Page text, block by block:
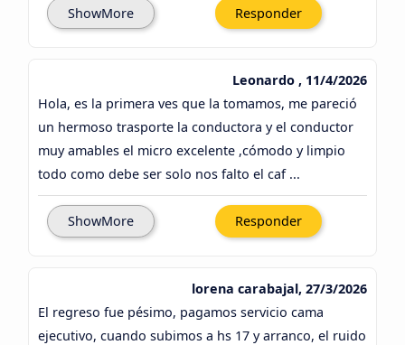
ShowMore Responder
Leonardo , 11/4/2026
Hola, es la primera ves que la tomamos, me pareció
un hermoso trasporte la conductora y el conductor
muy amables el micro excelente ,cómodo y limpio
todo como debe ser solo nos falto el caf ...
ShowMore Responder
lorena carabajal, 27/3/2026
El regreso fue pésimo, pagamos servicio cama
ejecutivo, cuando subimos a hs 17 y arranco, el ruido